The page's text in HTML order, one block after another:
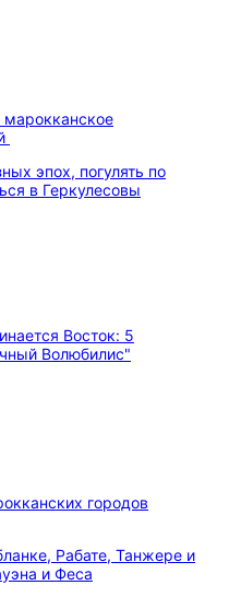
эпох, погулять по
в Геркулесовы
городов
Рабате, Танжере и
и Феса